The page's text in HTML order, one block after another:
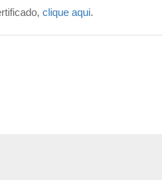
clique aqui.